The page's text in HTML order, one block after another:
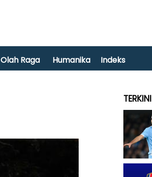
Olah Raga Humanika Indeks
TERKINI